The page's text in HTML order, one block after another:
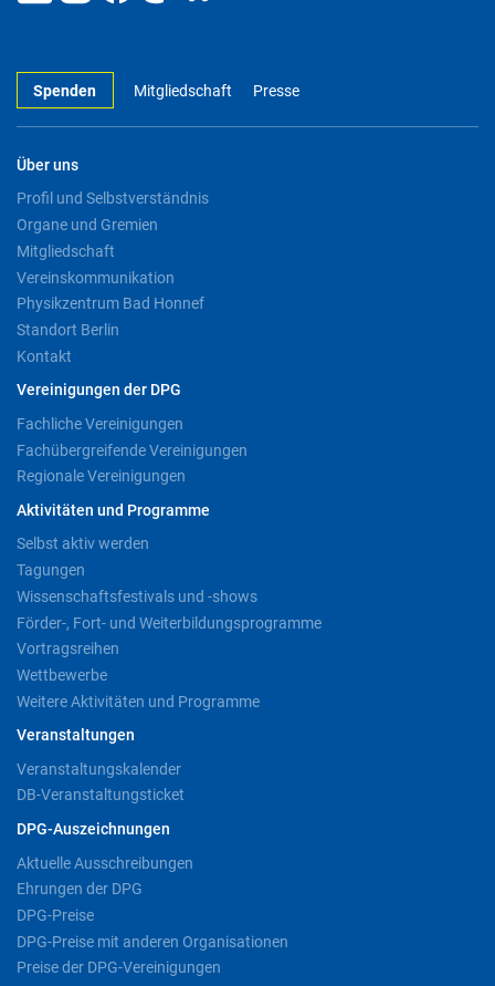
Spenden Mitgliedschaft Presse
Über uns
Profil und Selbstverständnis
Organe und Gremien
Mitgliedschaft
Vereinskommunikation
Physikzentrum Bad Honnef
Standort Berlin
Kontakt
Vereinigungen der DPG
Fachliche Vereinigungen
Fachübergreifende Vereinigungen
Regionale Vereinigungen
Aktivitäten und Programme
Selbst aktiv werden
Tagungen
Wissenschaftsfestivals und -shows
Förder-, Fort- und Weiterbildungsprogramme
Vortragsreihen
Wettbewerbe
Weitere Aktivitäten und Programme
Veranstaltungen
Veranstaltungskalender
DB-Veranstaltungsticket
DPG-Auszeichnungen
Aktuelle Ausschreibungen
Ehrungen der DPG
DPG-Preise
DPG-Preise mit anderen Organisationen
Preise der DPG-Vereinigungen